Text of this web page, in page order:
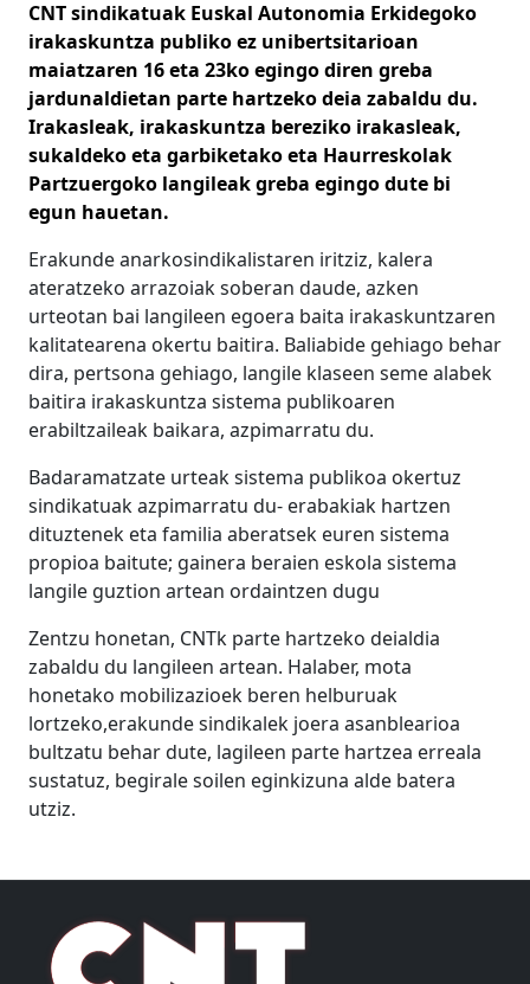
CNT sindikatuak Euskal Autonomia Erkidegoko
irakaskuntza publiko ez unibertsitarioan
maiatzaren 16 eta 23ko egingo diren greba
jardunaldietan parte hartzeko deia zabaldu du.
Irakasleak, irakaskuntza bereziko irakasleak,
sukaldeko eta garbiketako eta Haurreskolak
Partzuergoko langileak greba egingo dute bi
egun hauetan.
Erakunde anarkosindikalistaren iritziz, kalera
ateratzeko arrazoiak soberan daude, azken
urteotan bai langileen egoera baita irakaskuntzaren
kalitatearena okertu baitira. Baliabide gehiago behar
dira, pertsona gehiago, langile klaseen seme alabek
baitira irakaskuntza sistema publikoaren
erabiltzaileak baikara, azpimarratu du.
Badaramatzate urteak sistema publikoa okertuz 
sindikatuak azpimarratu du- erabakiak hartzen
dituztenek eta familia aberatsek euren sistema
propioa baitute; gainera beraien eskola sistema
langile guztion artean ordaintzen dugu
Zentzu honetan, CNTk parte hartzeko deialdia
zabaldu du langileen artean. Halaber, mota
honetako mobilizazioek beren helburuak
lortzeko,erakunde sindikalek joera asanblearioa
bultzatu behar dute, lagileen parte hartzea erreala
sustatuz, begirale soilen eginkizuna alde batera
utziz.